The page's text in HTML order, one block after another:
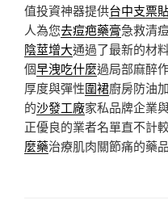
值投資神器提供台中支票
人為您去痘疤藥膏急救清
陰莖增大通過了最新的材
個早洩吃什麼過局部麻醉
厚度與彈性圍裙廚房防油
的沙發工廠家私品牌企業
正優良的業者名單直不計
麼藥治療肌肉關節痛的藥